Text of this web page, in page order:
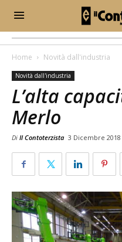
Home Novità dall'industria
Novità dall'industria
L’alta
Merlo
Di Il Contoterzista 3 Dicembre 2018